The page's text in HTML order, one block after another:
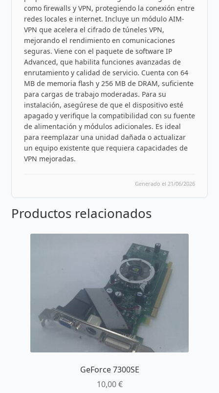
como firewalls y VPN, protegiendo la conexión entre
redes locales e internet. Incluye un módulo AIM-
VPN que acelera el cifrado de túneles VPN,
mejorando el rendimiento en comunicaciones
seguras. Viene con el paquete de software IP
Advanced, que habilita funciones avanzadas de
enrutamiento y calidad de servicio. Cuenta con 64
MB de memoria flash y 256 MB de DRAM, suficiente
para cargas de trabajo moderadas. Para su
instalación, asegúrese de que el dispositivo esté
apagado y verifique la compatibilidad con su fuente
de alimentación y módulos adicionales. Es ideal
para reemplazar una unidad dañada o actualizar
un equipo existente que requiera capacidades de
VPN mejoradas.
Generado el 21/06/2026
Productos relacionados
GeForce 7300SE
10,00€